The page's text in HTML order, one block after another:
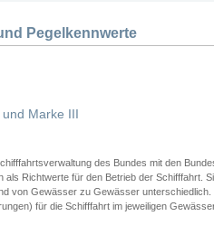
Pegelkennwerte
Marke III
des Bundes mit den
Richtwerte für den Betrieb der Schifffahrt.
von Gewässer zu Gewässer
für die Schifffahrt im jeweiligen